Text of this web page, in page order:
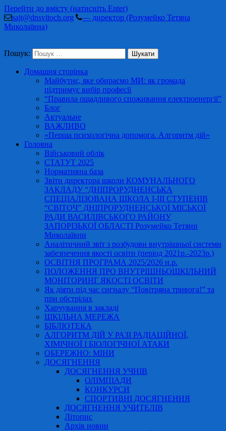
Перейти до вмісту (натисніть Enter)
sajt@dnsvitoch.org
— директор (Розумейко Тетяна
Миколаївна)
Пошук:
Домашня сторінка
Майбутнє, яке обираємо МИ: як громада
підтримує вибір професії
“Правила ощадливого споживання електроенергії”
Блог
Актуальне
ВАЖЛИВО
«Перша психологічна допомога. Алгоритм дій»
Головна
Військовий облік
СТАТУТ 2025
Нормативна база
Звіти директора школи КОМУНАЛЬНОГО
ЗАКЛАДУ “ДНІПРОРУДНЕНСЬКА
СПЕЦІАЛІЗОВАНА ШКОЛА І-ІІІ СТУПЕНІВ
“СВІТОЧ” ДНІПРОРУДНЕНСЬКОЇ МІСЬКОЇ
РАДИ ВАСИЛІВСЬКОГО РАЙОНУ
ЗАПОРІЗЬКОЇ ОБЛАСТІ Розумейко Тетяни
Миколаївни
Аналітичний звіт з розбудови внутрішньої системи
забезпечення якості освіти (період 2021р.-2023р.)
ОСВІТНЯ ПРОГРАМА 2025/2026 н.р.
ПОЛОЖЕННЯ ПРО ВНУТРІШНЬОШКІЛЬНИЙ
МОНІТОРИНГ ЯКОСТІ ОСВІТИ
Як діяти під час сигналу “Повітряна тривога!” та
при обстрілах
Харчування в закладі
ШКІЛЬНА МЕРЕЖА
БІБЛІОТЕКА
АЛГОРИТМ ДІЙ У РАЗІ РАДІАЦІЙНОЇ,
ХІМІЧНОЇ І БІОЛОГІЧНОЇ АТАКИ
ОБЕРЕЖНО: МІНИ
ДОСЯГНЕННЯ
ДОСЯГНЕННЯ УЧНІВ
ОЛІМПІАДИ
КОНКУРСИ
СПОРТИВНІ ДОСЯГНЕННЯ
ДОСЯГНЕННЯ УЧИТЕЛІВ
Літопис
Архів новин